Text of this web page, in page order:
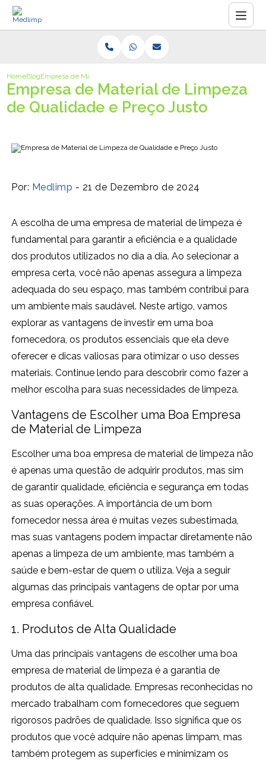
HomeBlogEmpresa de Material de Limpeza de Qualidade e Preço Justo
Empresa de Material de Limpeza
de Qualidade e Preço Justo
Por: Medlimp - 21 de Dezembro de 2024
A escolha de uma empresa de material de limpeza é
fundamental para garantir a eficiência e a qualidade
dos produtos utilizados no dia a dia. Ao selecionar a
empresa certa, você não apenas assegura a limpeza
adequada do seu espaço, mas também contribui para
um ambiente mais saudável. Neste artigo, vamos
explorar as vantagens de investir em uma boa
fornecedora, os produtos essenciais que ela deve
oferecer e dicas valiosas para otimizar o uso desses
materiais. Continue lendo para descobrir como fazer a
melhor escolha para suas necessidades de limpeza.
Vantagens de Escolher uma Boa Empresa
de Material de Limpeza
Escolher uma boa empresa de material de limpeza não
é apenas uma questão de adquirir produtos, mas sim
de garantir qualidade, eficiência e segurança em todas
as suas operações. A importância de um bom
fornecedor nessa área é muitas vezes subestimada,
mas suas vantagens podem impactar diretamente não
apenas a limpeza de um ambiente, mas também a
saúde e bem-estar de quem o utiliza. Veja a seguir
algumas das principais vantagens de optar por uma
empresa confiável.
1. Produtos de Alta Qualidade
Uma das principais vantagens de escolher uma boa
empresa de material de limpeza é a garantia de
produtos de alta qualidade. Empresas reconhecidas no
mercado trabalham com fornecedores que seguem
rigorosos padrões de qualidade. Isso significa que os
produtos que você adquire não apenas limpam, mas
também protegem as superfícies e minimizam os